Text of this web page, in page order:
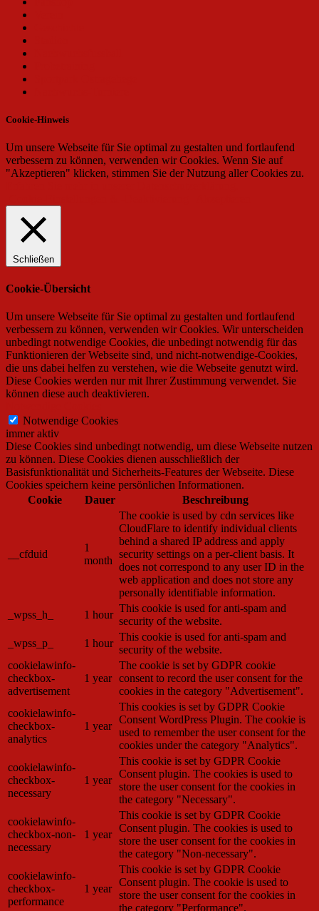
Cookie-Hinweis
Um unsere Webseite für Sie optimal zu gestalten und fortlaufend
verbessern zu können, verwenden wir Cookies. Wenn Sie auf
"Akzeptieren" klicken, stimmen Sie der Nutzung aller Cookies zu.
Schließen
Cookie-Übersicht
Um unsere Webseite für Sie optimal zu gestalten und fortlaufend
verbessern zu können, verwenden wir Cookies. Wir unterscheiden
unbedingt notwendige Cookies, die unbedingt notwendig für das
Funktionieren der Webseite sind, und nicht-notwendige-Cookies,
die uns dabei helfen zu verstehen, wie die Webseite genutzt wird.
Diese Cookies werden nur mit Ihrer Zustimmung verwendet. Sie
können diese auch deaktivieren.
Notwendige Cookies
immer aktiv
Diese Cookies sind unbedingt notwendig, um diese Webseite nutzen
zu können. Diese Cookies dienen ausschließlich der
Basisfunktionalität und Sicherheits-Features der Webseite. Diese
Cookies speichern keine persönlichen Informationen.
Cookie
Dauer Beschreibung
__cfduid
1
month
The cookie is used by cdn services like
CloudFlare to identify individual clients
behind a shared IP address and apply
security settings on a per-client basis. It
does not correspond to any user ID in the
web application and does not store any
personally identifiable information.
_wpss_h_
1 hour
This cookie is used for anti-spam and
security of the website.
_wpss_p_
1 hour
This cookie is used for anti-spam and
security of the website.
cookielawinfo-
checkbox-
advertisement
1 year
The cookie is set by GDPR cookie
consent to record the user consent for the
cookies in the category "Advertisement".
cookielawinfo-
checkbox-
analytics
1 year
This cookies is set by GDPR Cookie
Consent WordPress Plugin. The cookie is
used to remember the user consent for the
cookies under the category "Analytics".
cookielawinfo-
checkbox-
necessary
1 year
This cookie is set by GDPR Cookie
Consent plugin. The cookies is used to
store the user consent for the cookies in
the category "Necessary".
cookielawinfo-
checkbox-non-
necessary
1 year
This cookie is set by GDPR Cookie
Consent plugin. The cookies is used to
store the user consent for the cookies in
the category "Non-necessary".
cookielawinfo-
checkbox-
performance
1 year
This cookie is set by GDPR Cookie
Consent plugin. The cookie is used to
store the user consent for the cookies in
the category "Performance".